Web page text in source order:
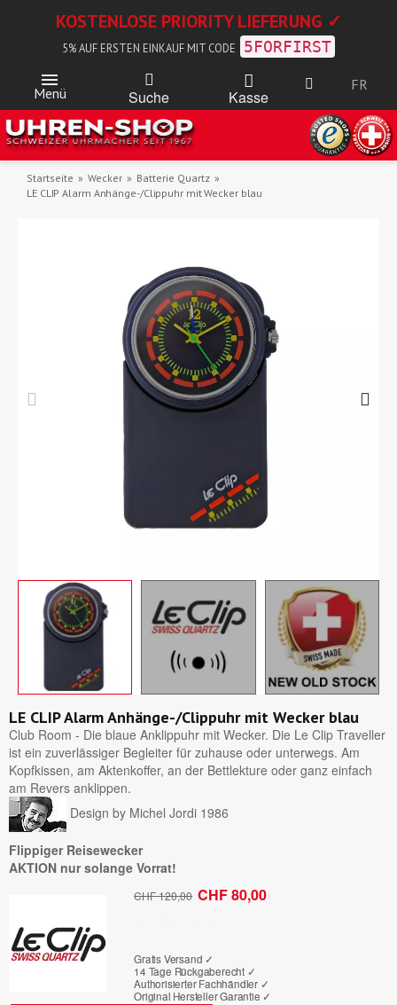
KOSTENLOSE PRIORITY LIEFERUNG ✓
5% AUF ERSTEN EINKAUF MIT CODE 5FORFIRST
Menü Suche Kasse
FR
Startseite Wecker
Batterie Quartz
LE CLIP Alarm Anhänge-/Clippuhr mit Wecker blau
LE CLIP Alarm Anhänge-/Clippuhr mit Wecker blau
Club Room - Die blaue Anklippuhr mit Wecker. Die Le Clip Traveller
ist ein zuverlässiger Begleiter für zuhause oder unterwegs. Am
Kopfkissen, am Aktenkoffer, an der Bettlekture oder ganz einfach
am Revers anklippen.
Design by Michel Jordi 1986
Flippiger Reisewecker
AKTION nur solange Vorrat!
CHF 120,00 CHF 80,00
Gratis Versand ✓
14 Tage Rückgaberecht ✓
Authorisierter Fachhändler ✓
Original Hersteller Garantie ✓